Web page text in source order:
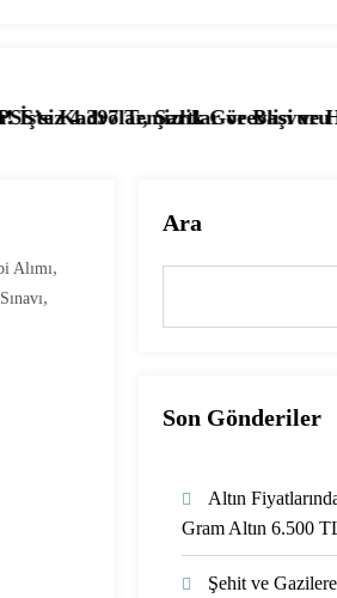
Başvuru Ekranı
ve Hizmetli Alımı Başladı!
📰 Ağustos 2026’da
Alımı,
,
Ara
Son Gönderiler
Altın
Gram Altın 6.500
Şehit ve